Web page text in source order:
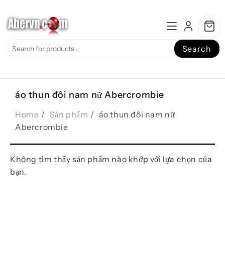
to
content
Search
áo thun đôi nam nữ Abercrombie
Home Sản phẩm
áo thun đôi nam nữ
Abercrombie
Không tìm thấy sản phẩm nào khớp với lựa chọn của
bạn.